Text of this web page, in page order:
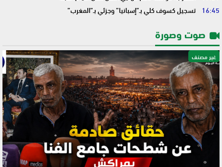
16:45 تسجيل كسوف كلي بـ”إسبانيا” وجزئي بـ”المغرب”
صوت وصورة
غير مصنف